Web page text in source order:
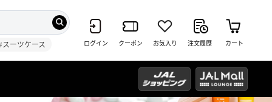
スーツケース ログイン クーポン お気入り 注文履歴 カート